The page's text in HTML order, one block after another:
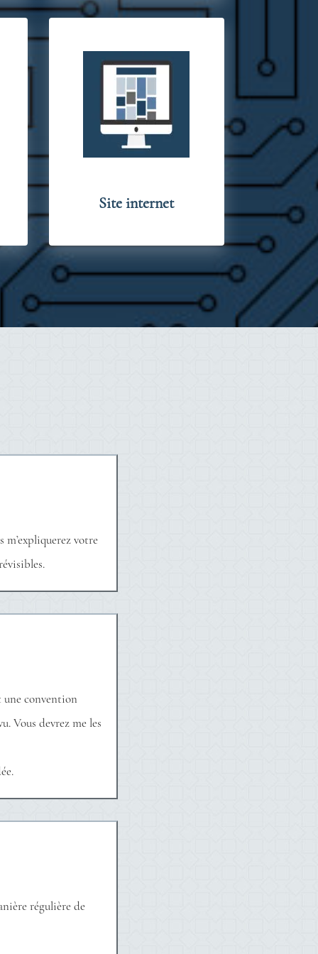
Site internet
votre
une convention
Vous devrez me les
régulière de